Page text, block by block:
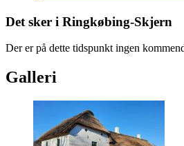
Det sker i Ringkøbing-Skjern
Der er på dette tidspunkt ingen
Galleri